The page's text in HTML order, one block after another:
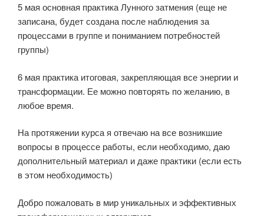
5 мая основная практика Лунного затмения (еще не
записана, будет создана после наблюдения за
процессами в группе и пониманием потребностей
группы)
6 мая практика итоговая, закрепляющая все энергии и
трансформации. Ее можно повторять по желанию, в
любое время.
На протяжении курса я отвечаю на все возникшие
вопросы в процессе работы, если необходимо, даю
дополнительный материал и даже практики (если есть
в этом необходимость)
Добро пожаловать в мир уникальных и эффективных